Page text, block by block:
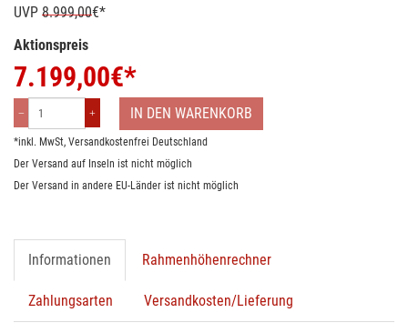
UVP 8.999,00€*
Aktionspreis
7.199,00€*
IN DEN WARENKORB
*inkl. MwSt, Versandkostenfrei Deutschland
Der Versand auf Inseln ist nicht möglich
Der Versand in andere EU-Länder ist nicht möglich
Informationen Rahmenhöhenrechner
Zahlungsarten Versandkosten/Lieferung